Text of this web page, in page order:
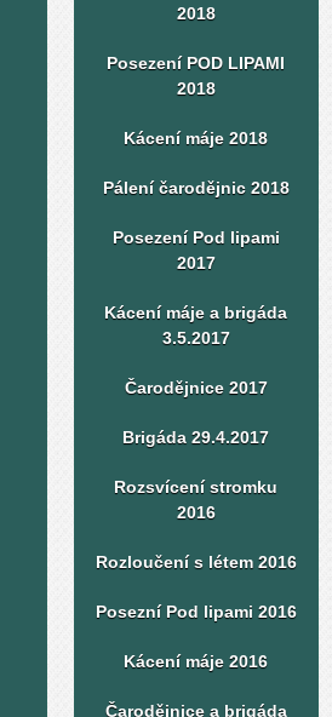
2018
Posezení POD LIPAMI
2018
Kácení máje 2018
Pálení čarodějnic 2018
Posezení Pod lipami
2017
Kácení máje a brigáda
3.5.2017
Čarodějnice 2017
Brigáda 29.4.2017
Rozsvícení stromku
2016
Rozloučení s létem 2016
Posezní Pod lipami 2016
Kácení máje 2016
Čarodějnice a brigáda